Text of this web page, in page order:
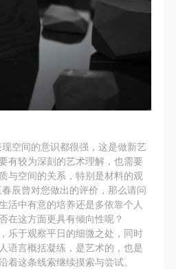
空间的意识都很强，这是做新艺
有较为深刻的艺术理解，也需要
与空间的关系，特别是材料的观
辰曾对您做出的评价，那么请问
活中有意的培养还是多依靠个人
在这方面更具有倾向性呢？
乐于观察平日的细微之处，同时
语言概括凝练，是艺术的，也是
着这条线索继续摸索与尝试。
告法》、《中华人民共和国
法院关于贯彻执行 《中华
干问题的意见（试行）>的
可方（甲方）和使用方（乙
双方友好协商，甲乙双方就
用达成如下一致协议：
的肖像权人，自愿将自己的
协议约定和法律规定的用
院美术馆是一所具有标志
代公共美术馆。中央美术学
力塑造一个开放、自由、学
单位、企业、机构、艺术家
告法》、《中华人民共和国
法院关于贯彻执行 《中华
干问题的意见（试行）>的
可方（甲方）和使用方（乙
双方友好协商，甲乙双方就
用达成如下一致协议：
的肖像权人，自愿将自己的
协议约定和法律规定的用
院美术馆是一所具有标志
代公共美术馆。中央美术学
力塑造一个开放、自由、学
单位、企业、机构、艺术家
告法》、《中华人民共和国
法院关于贯彻执行 《中华
干问题的意见（试行）>的
可方（甲方）和使用方（乙
双方友好协商，甲乙双方就
用达成如下一致协议：
的肖像权人，自愿将自己的
协议约定和法律规定的用
院美术馆是一所具有标志
代公共美术馆。中央美术学
力塑造一个开放、自由、学
单位、企业、机构、艺术家
登录
术网会员账户登录